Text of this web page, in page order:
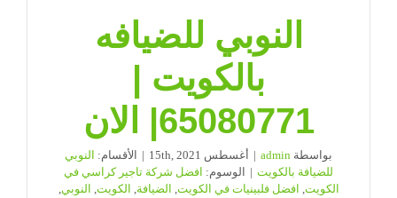
النوبي للضيافه
بالكويت |
65080771| الان
بواسطة admin
| أغسطس 15th, 2021 | الأقسام: النوبي
للضيافة بالكويت | الوسوم: افضل شركة تاجير كراسي في
الكويت, افضل فلبينيات في الكويت, الضيافة, الكويت, النوبي,